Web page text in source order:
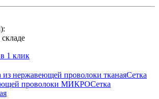
1 клик
из нержавеющей проволоки тканаяСетка
проволоки МИКРОСетка